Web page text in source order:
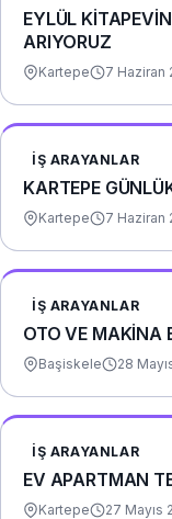
EYLÜL
ARIYORUZ
Kartepe 7 Haziran
İŞ ARAYANLAR
KARTEPE
Kartepe 7 Haziran
İŞ ARAYANLAR
OTO VE MAKİNA
Başiskele 28
İŞ ARAYANLAR
EV APARTMAN
Kartepe 27 Mayıs